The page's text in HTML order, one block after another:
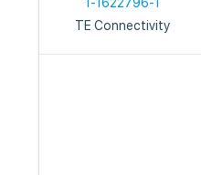
TE Connectivity